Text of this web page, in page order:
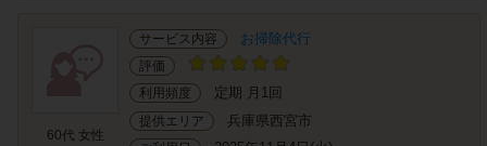
60代 女性
サービス内容 お掃除代行
評価
利用頻度
定期 月1回
提供エリア 兵庫県西宮市